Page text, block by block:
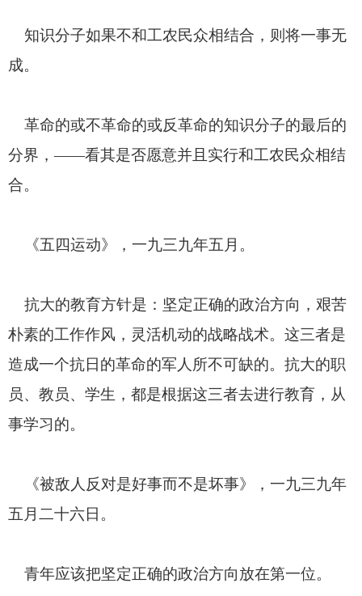
知识分子如果不和工农民众相结合，则将一事无
成。
革命的或不革命的或反革命的知识分子的最后的
分界，――看其是否愿意并且实行和工农民众相结
合。
《五四运动》，一九三九年五月。
抗大的教育方针是：坚定正确的政治方向，艰苦
朴素的工作作风，灵活机动的战略战术。这三者是
造成一个抗日的革命的军人所不可缺的。抗大的职
员、教员、学生，都是根据这三者去进行教育，从
事学习的。
《被敌人反对是好事而不是坏事》，一九三九年
五月二十六日。
青年应该把坚定正确的政治方向放在第一位。